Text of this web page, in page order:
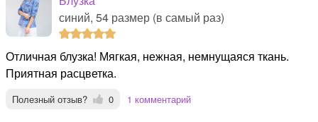
синий, 54 размер (в самый раз)
Отличная блузка! Мягкая, нежная, немнущаяся ткань.
Приятная расцветка.
Полезный отзыв? 0 1 комментарий